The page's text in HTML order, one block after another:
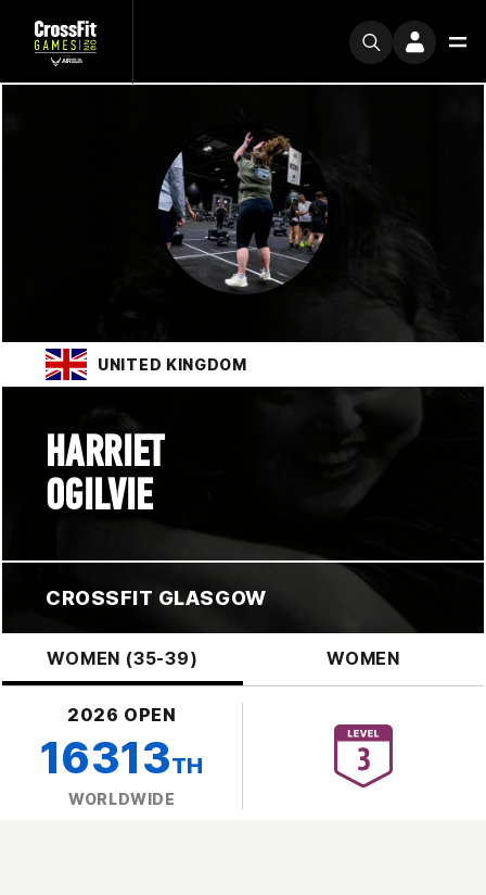
UNITED KINGDOM
HARRIET
OGILVIE
CROSSFIT GLASGOW
WOMEN (35-39) WOMEN
2026 OPEN
16313TH
WORLDWIDE